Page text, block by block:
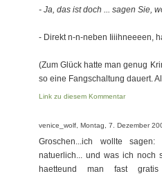
- Ja, das ist doch ... sagen Sie,
- Direkt n-n-neben Iiiihneeeen,
(Zum Glück hatte man genug
so eine Fangschaltung dauert.
Link zu diesem Kommentar
venice_wolf, Montag, 7. Dezember
Groschen...ich wollte
natuerlich... und was ich noch
haetteund man fast